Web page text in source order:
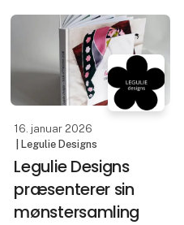
bag hvert design er en
central del af Legulie-
brandets identitet.
For at fejre dette vil en
16. januar 2026
| Legulie Designs
Legulie Designs
præsenterer sin
mønstersamling